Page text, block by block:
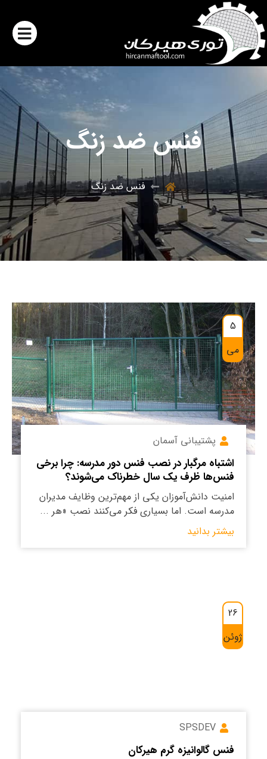
فنس ضد زنگ
فنس ضد زنگ
5
می
پشتیبانی آسمان
اشتباه مرگبار در نصب فنس دور مدرسه: چرا برخی
فنس‌ها ظرف یک سال خطرناک می‌شوند؟
امنیت دانش‌آموزان یکی از مهم‌ترین وظایف مدیران
مدرسه است. اما بسیاری فکر می‌کنند نصب «هر ...
بیشتر بدانید
26
ژوئن
SPSDEV
فنس گالوانیزه گرم هیرکان